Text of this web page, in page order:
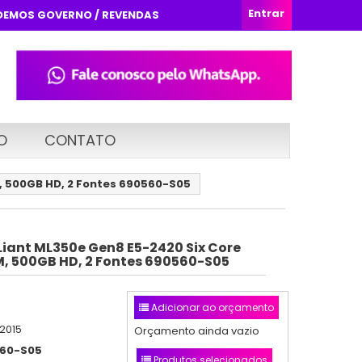
Entrar
GOVERNO / REVENDAS
CONTATO
500GB HD, 2 Fontes 690560-S05
ML350e Gen8 E5-2420 Six Core
500GB HD, 2 Fontes 690560-S05
S05
Adicionar ao orçamento
Orçamento ainda vazio